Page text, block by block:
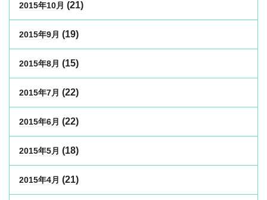
2015年10月 (21)
2015年9月 (19)
2015年8月 (15)
2015年7月 (22)
2015年6月 (22)
2015年5月 (18)
2015年4月 (21)